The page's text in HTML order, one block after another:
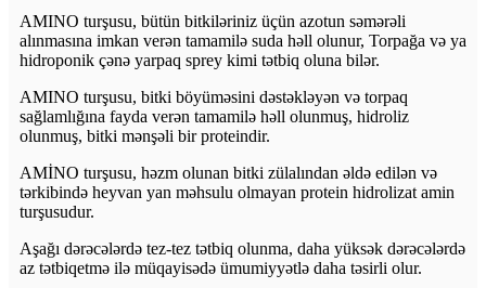
AMINO turşusu, bütün bitkiləriniz üçün azotun səmərəli
alınmasına imkan verən tamamilə suda həll olunur, Torpağa və ya
hidroponik çənə yarpaq sprey kimi tətbiq oluna bilər.
AMINO turşusu, bitki böyüməsini dəstəkləyən və torpaq
sağlamlığına fayda verən tamamilə həll olunmuş, hidroliz
olunmuş, bitki mənşəli bir proteindir.
AMİNO turşusu, həzm olunan bitki zülalından əldə edilən və
tərkibində heyvan yan məhsulu olmayan protein hidrolizat amin
turşusudur.
Aşağı dərəcələrdə tez-tez tətbiq olunma, daha yüksək dərəcələrdə
az tətbiqetmə ilə müqayisədə ümumiyyətlə daha təsirli olur.